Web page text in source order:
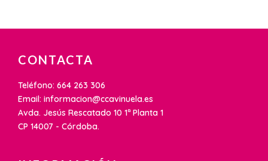
CONTACTA
Teléfono: 664 263 306
Email: informacion@ccavinuela.es
Avda. Jesús Rescatado 10 1ª Planta 1
CP 14007 - Córdoba.